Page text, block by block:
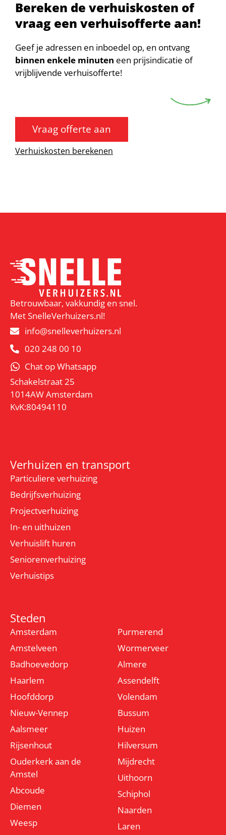
Bereken de verhuiskosten of
vraag een verhuisofferte aan!
Geef je adressen en inboedel op, en ontvang
binnen enkele minuten een prijsindicatie of
vrijblijvende verhuisofferte!
Vraag offerte aan
Verhuiskosten berekenen
Betrouwbaar, vakkundig en snel.
Met SnelleVerhuizers.nl!
info@snelleverhuizers.nl
020 248 00 10
Chat op Whatsapp
Schakelstraat 25
1014AW Amsterdam
KvK:80494110
Verhuizen en transport
Particuliere verhuizing
Bedrijfsverhuizing
Projectverhuizing
In- en uithuizen
Verhuislift huren
Seniorenverhuizing
Verhuistips
Steden
Amsterdam
Amstelveen
Badhoevedorp
Haarlem
Hoofddorp
Nieuw-Vennep
Aalsmeer
Rijsenhout
Ouderkerk aan de
Amstel
Abcoude
Diemen
Weesp
Purmerend
Wormerveer
Almere
Assendelft
Volendam
Bussum
Huizen
Hilversum
Mijdrecht
Uithoorn
Schiphol
Naarden
Laren